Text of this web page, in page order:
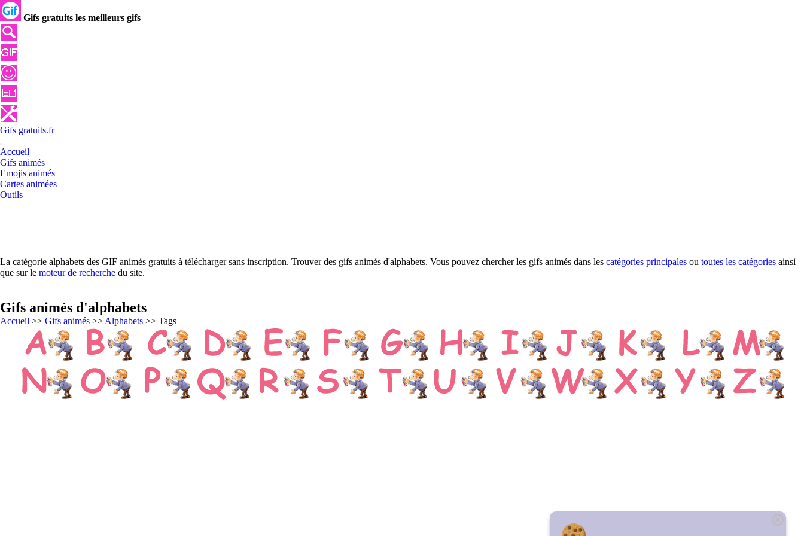
Gifs gratuits les meilleurs gifs
Gifs gratuits.fr
Accueil
Gifs animés
Emojis animés
Cartes animées
Outils
La catégorie alphabets des GIF animés gratuits à télécharger sans inscription. Trouver des gifs animés d'alphabets. Vous pouvez chercher les gifs animés dans les catégories principales ou toutes les catégories ainsi
que sur le moteur de recherche du site.
Gifs animés d'alphabets
Accueil >> Gifs animés >> Alphabets >> Tags